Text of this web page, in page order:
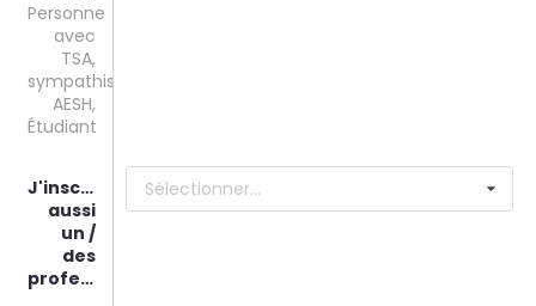
Personne
avec
TSA,
sympathisant,
AESH,
Étudiant
J'inscris
aussi
un /
des
professionnels
Sélectionner...